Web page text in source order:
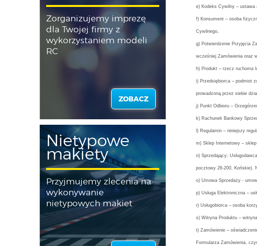
Zorganizujemy imprezę
dla Twojej firmy z
wykorzystaniem modeli
RC
ZOBACZ
Nietypowe
makiety
Przyjmujemy zlecenia na
wykonywanie
nietypowych makiet
e) Kodeks Cywilny –
f) Konsument – osoba
Cywilnego,
g) Potwierdzenie Przyjęcia
wcześniej Zamówienia oraz
h) Produkt – rzecz ruchoma
i) Przedsiębiorca – podmiot
prowadzoną przez siebie
j) Punkt Odbioru –
k) Rachunek Bankowy
l) Regulamin – niniejszy
m) Sklep Internetowy –
n) Sprzedający;
pocztowy 26-200, Końskie).
o) Umowa Sprzedaży -
p) Usługa Elektroniczna –
r) Usługobiorca – osoba
s) Witryna Produktu –
t) Zamówienie –
Formularza Zamówienia,